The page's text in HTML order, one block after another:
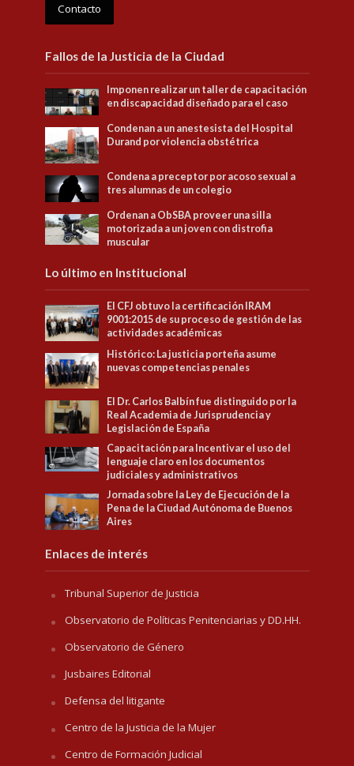
Contacto
Fallos de la Justicia de la Ciudad
Imponen realizar un taller de capacitación
en discapacidad diseñado para el caso
Condenan a un anestesista del Hospital
Durand por violencia obstétrica
Condena a preceptor por acoso sexual a
tres alumnas de un colegio
Ordenan a ObSBA proveer una silla
motorizada a un joven con distrofia
muscular
Lo último en Institucional
El CFJ obtuvo la certificación IRAM
9001:2015 de su proceso de gestión de las
actividades académicas
Histórico: La justicia porteña asume
nuevas competencias penales
El Dr. Carlos Balbín fue distinguido por la
Real Academia de Jurisprudencia y
Legislación de España
Capacitación para Incentivar el uso del
lenguaje claro en los documentos
judiciales y administrativos
Jornada sobre la Ley de Ejecución de la
Pena de la Ciudad Autónoma de Buenos
Aires
Enlaces de interés
Tribunal Superior de Justicia
Observatorio de Políticas Penitenciarias y DD.HH.
Observatorio de Género
Jusbaires Editorial
Defensa del litigante
Centro de la Justicia de la Mujer
Centro de Formación Judicial